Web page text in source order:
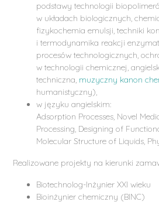
podstawy technologii
w układach biologicznych,
fizykochemia emulsji, techniki
i termodynamika reakcji
procesów technologicznych,
w technologii chemicznej,
techniczna, muzyczny kanon
humanistyczny),
w języku angielskim:
Adsorption Processes, Novel
Processing, Designing of
Molecular Structure of Liquids,
Realizowane projekty na kierunki
Biotechnolog-Inżynier XXI wieku
Bioinżynier chemiczny (BINC)